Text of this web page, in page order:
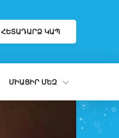
ՀԵՏԱԴԱՐՁ ԿԱՊ
ՄԻԱՑԻՐ ՄԵԶ